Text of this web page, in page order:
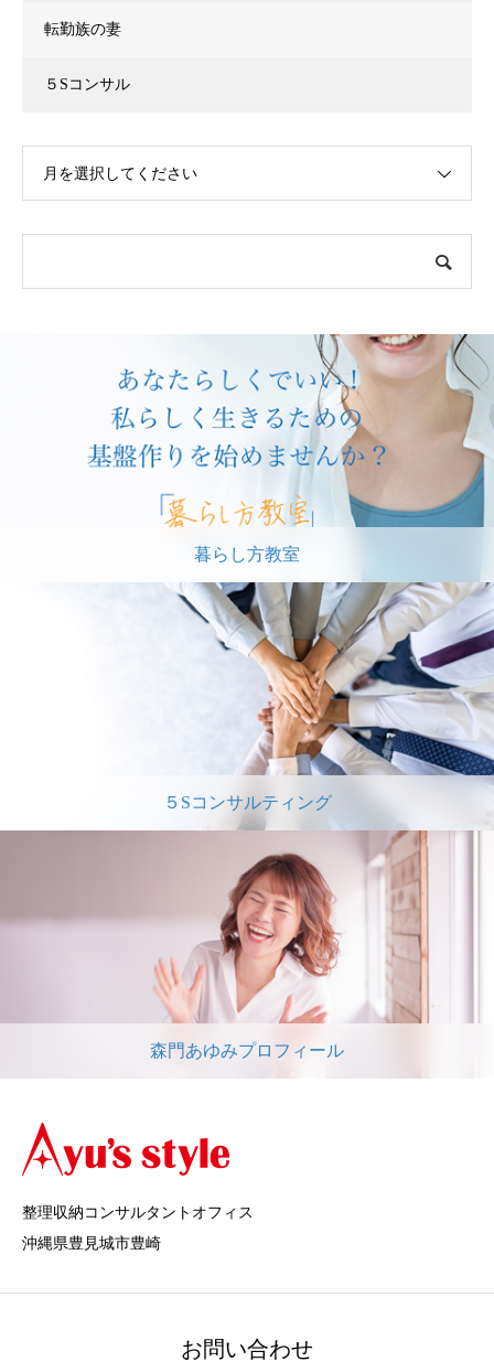
転勤族の妻
５Sコンサル
月を選択してください
暮らし方教室
５Sコンサルティング
森門あゆみプロフィール
整理収納コンサルタントオフィス
沖縄県豊見城市豊崎
お問い合わせ